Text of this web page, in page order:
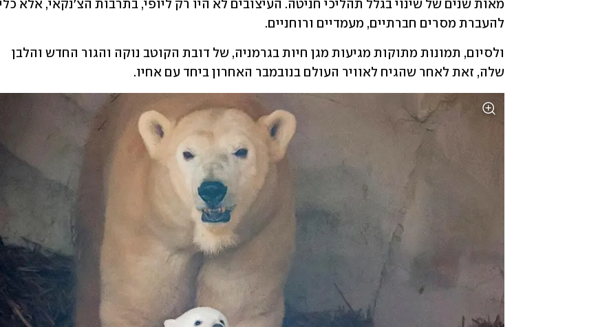
להעברת מסרים חברתיים, מעמדיים ורוחניים.
שלה, זאת לאחר שהגיח לאוויר העולם בנובמבר האחרון ביחד עם אחיו.